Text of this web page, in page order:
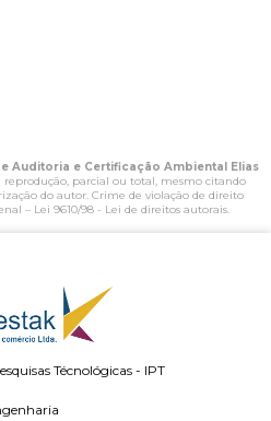
Auditoria e Certificação Ambiental Elias
reprodução, parcial ou total, mesmo citando
do autor. Crime de violação de direito
– Lei 9610/98 - Lei de direitos autorais.
Técnológicas - IPT